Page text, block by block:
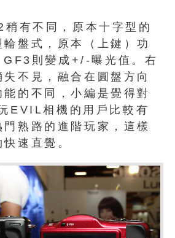
有不同，原本十字型的
盤式，原本（上鍵）功
則變成+/-曝光值。右
不見，融合在圓盤方向
的不同，小編是覺得對
EVIL相機的用戶比較有
熟路的進階玩家，這樣
速直覺。